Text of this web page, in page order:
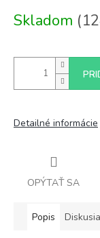
cena:
Skladom
Detailné informácie
OPÝTAŤ SA
Popis Diskusia